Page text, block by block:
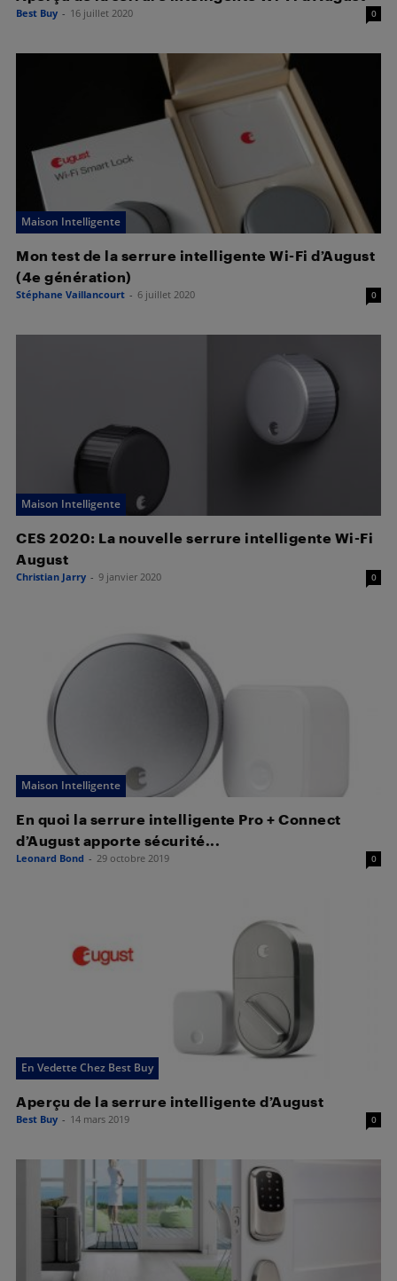
Best Buy - 16 juillet 2020 0
Maison Intelligente
Mon test de la serrure intelligente Wi-Fi d’August
(4e génération)
Stéphane Vaillancourt - 6 juillet 2020 0
Maison Intelligente
CES 2020: La nouvelle serrure intelligente Wi-Fi
August
Christian Jarry - 9 janvier 2020 0
Maison Intelligente
En quoi la serrure intelligente Pro + Connect
d’August apporte sécurité...
Leonard Bond - 29 octobre 2019 0
En Vedette Chez Best Buy
Aperçu de la serrure intelligente d’August
Best Buy - 14 mars 2019 0